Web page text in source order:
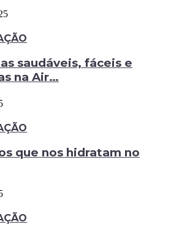
saudáveis, fáceis e
na Air…
que nos hidratam no